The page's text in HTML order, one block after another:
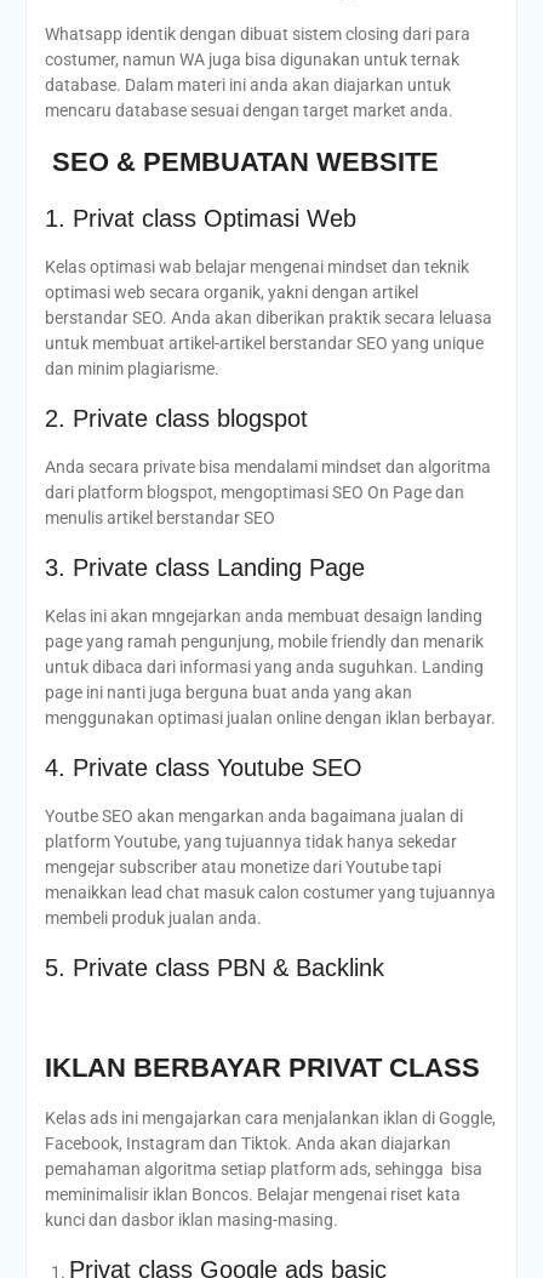
Whatsapp identik dengan dibuat sistem closing dari para
costumer, namun WA juga bisa digunakan untuk ternak
database. Dalam materi ini anda akan diajarkan untuk
mencaru database sesuai dengan target market anda.
SEO & PEMBUATAN WEBSITE
1. Privat class Optimasi Web
Kelas optimasi wab belajar mengenai mindset dan teknik
optimasi web secara organik, yakni dengan artikel
berstandar SEO. Anda akan diberikan praktik secara leluasa
untuk membuat artikel-artikel berstandar SEO yang unique
dan minim plagiarisme.
2. Private class blogspot
Anda secara private bisa mendalami mindset dan algoritma
dari platform blogspot, mengoptimasi SEO On Page dan
menulis artikel berstandar SEO
3. Private class Landing Page
Kelas ini akan mngejarkan anda membuat desaign landing
page yang ramah pengunjung, mobile friendly dan menarik
untuk dibaca dari informasi yang anda suguhkan. Landing
page ini nanti juga berguna buat anda yang akan
menggunakan optimasi jualan online dengan iklan berbayar.
4. Private class Youtube SEO
Youtbe SEO akan mengarkan anda bagaimana jualan di
platform Youtube, yang tujuannya tidak hanya sekedar
mengejar subscriber atau monetize dari Youtube tapi
menaikkan lead chat masuk calon costumer yang tujuannya
membeli produk jualan anda.
5. Private class PBN & Backlink
IKLAN BERBAYAR PRIVAT CLASS
Kelas ads ini mengajarkan cara menjalankan iklan di Goggle,
Facebook, Instagram dan Tiktok. Anda akan diajarkan
pemahaman algoritma setiap platform ads, sehingga bisa
meminimalisir iklan Boncos. Belajar mengenai riset kata
kunci dan dasbor iklan masing-masing.
Privat class Google ads basic